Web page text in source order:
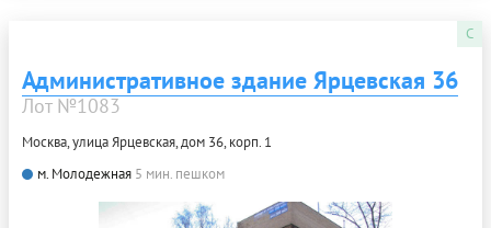
C
Административное здание Ярцевская 36
Лот №1083
Москва, улица Ярцевская, дом 36, корп. 1
м. Молодежная 5 мин. пешком